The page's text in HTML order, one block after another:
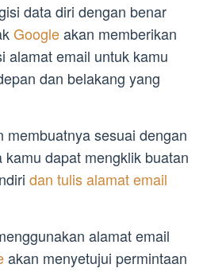
data diri dengan benar
Googleakan memberikan
alamat email untuk kamu
dan belakang yang
membuatnya sesuai dengan
dapat mengklik buatan
dan tulis alamat email
alamat email
akan menyetujui permintaan